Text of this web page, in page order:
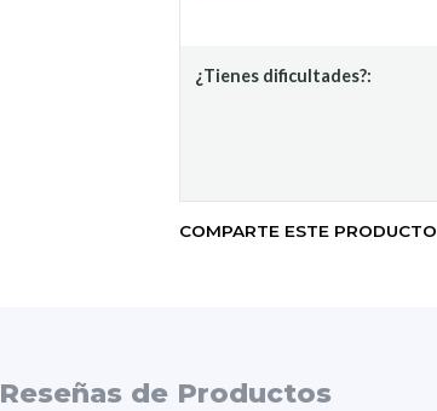
¿Tienes dificultades?:
COMPARTE ESTE PRODUCTO
Reseñas de Productos